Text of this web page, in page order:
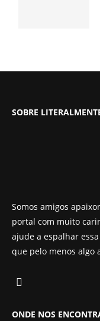
SOBRE
Somos amigos
portal com muito
ajude a espalhar
que pelo menos algo
ONDE NOS